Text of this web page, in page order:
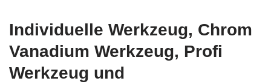
Individuelle Werkzeug, Chrom
Vanadium Werkzeug, Profi
Werkzeug und